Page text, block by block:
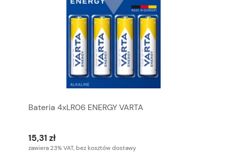
Bateria 4xLR06 ENERGY VARTA
15,31 zł
zawiera 23% VAT, bez kosztów dostawy